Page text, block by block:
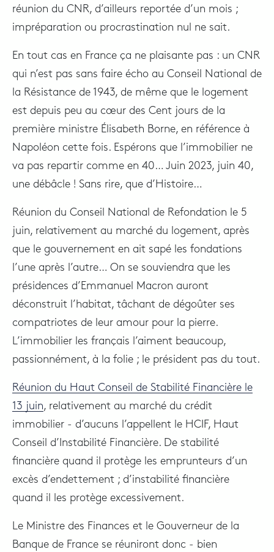
réunion du CNR, d’ailleurs reportée d’un mois ;
impréparation ou procrastination nul ne sait.
En tout cas en France ça ne plaisante pas : un CNR
qui n’est pas sans faire écho au Conseil National de
la Résistance de 1943, de même que le logement
est depuis peu au cœur des Cent jours de la
première ministre Élisabeth Borne, en référence à
Napoléon cette fois. Espérons que l’immobilier ne
va pas repartir comme en 40… Juin 2023, juin 40,
une débâcle ! Sans rire, que d’Histoire…
Réunion du Conseil National de Refondation le 5
juin, relativement au marché du logement, après
que le gouvernement en ait sapé les fondations
l’une après l’autre… On se souviendra que les
présidences d’Emmanuel Macron auront
déconstruit l’habitat, tâchant de dégoûter ses
compatriotes de leur amour pour la pierre.
L’immobilier les français l’aiment beaucoup,
passionnément, à la folie ; le président pas du tout.
Réunion du Haut Conseil de Stabilité Financière le
13 juin, relativement au marché du crédit
immobilier - d’aucuns l’appellent le HCIF, Haut
Conseil d’Instabilité Financière. De stabilité
financière quand il protège les emprunteurs d’un
excès d’endettement ; d’instabilité financière
quand il les protège excessivement.
Le Ministre des Finances et le Gouverneur de la
Banque de France se réuniront donc - bien